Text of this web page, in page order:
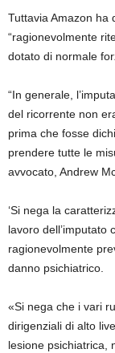
Tuttavia Amazon ha
“ragionevolmente
dotato di normale
“In generale,
del ricorrente non
prima che fosse
prendere tutte le
avvocato, Andrew
‘Si nega la
lavoro dell’imputato
ragionevolmente
danno psichiatrico.
«Si nega che i vari
dirigenziali di alto
lesione psichiatrica,